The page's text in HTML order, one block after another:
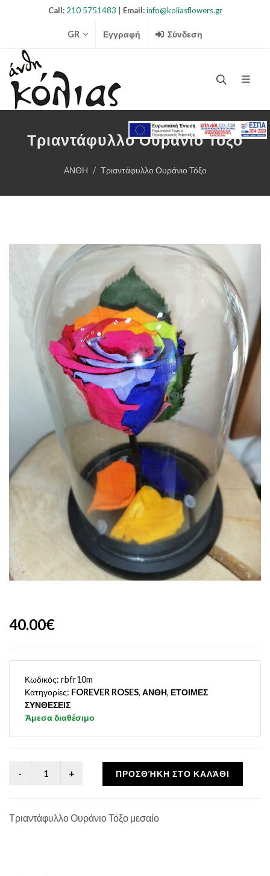
Call: 210 5751483 Email: info@koliasflowers.gr
GR Εγγραφή Σύνδεση
Search
Τριαντάφυλλο Ουράνιο Τόξο
ΑΝΘΗ Τριαντάφυλλο Ουράνιο Τόξο
40.00€
Κωδικός: rbfr10m
Κατηγορίες: FOREVER ROSES, ΑΝΘΗ, ΕΤΟΙΜΕΣ
ΣΥΝΘΕΣΕΙΣ
Άμεσα διαθέσιμο
ΠΡΟΣΘΉΚΗ ΣΤΟ ΚΑΛΆΘΙ
Τριαντάφυλλο Ουράνιο Τόξο μεσαίο